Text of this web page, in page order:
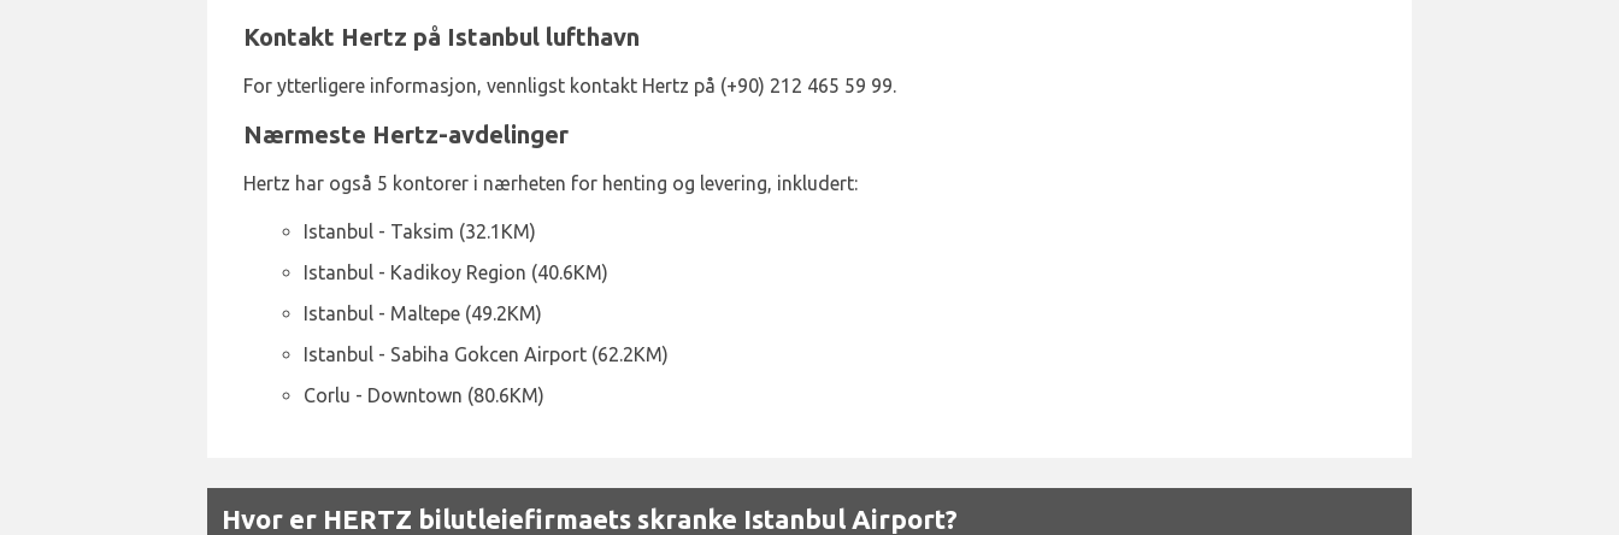
Kontakt Hertz på Istanbul lufthavn
For ytterligere informasjon, vennligst kontakt Hertz på (+90) 212 465 59 99.
Nærmeste Hertz-avdelinger
Hertz har også 5 kontorer i nærheten for henting og levering, inkludert:
Istanbul - Taksim (32.1KM)
Istanbul - Kadikoy Region (40.6KM)
Istanbul - Maltepe (49.2KM)
Istanbul - Sabiha Gokcen Airport (62.2KM)
Corlu - Downtown (80.6KM)
Hvor er HERTZ bilutleiefirmaets skranke Istanbul Airport?